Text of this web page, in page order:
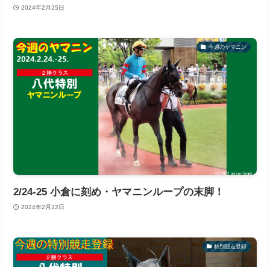
2024年2月25日
今週のヤマニン
2/24-25 小倉に刻め・ヤマニンループの末脚！
2024年2月22日
特別競走登録